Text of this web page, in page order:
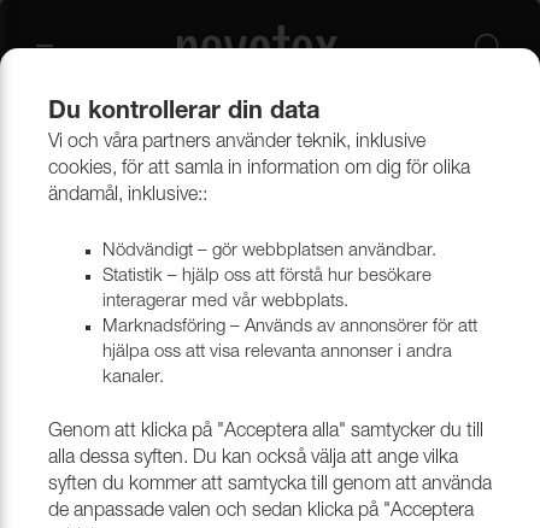
Beklädnadsmaterial Möbeltyger Alla möbeltyger
Du kontrollerar din data
Vi och våra partners använder teknik, inklusive
cookies, för att samla in information om dig för olika
ändamål, inklusive::
Nödvändigt – gör webbplatsen användbar.
Statistik – hjälp oss att förstå hur besökare
interagerar med vår webbplats.
Marknadsföring – Används av annonsörer för att
hjälpa oss att visa relevanta annonser i andra
kanaler.
Genom att klicka på "Acceptera alla" samtycker du till
alla dessa syften. Du kan också välja att ange vilka
syften du kommer att samtycka till genom att använda
de anpassade valen och sedan klicka på "Acceptera